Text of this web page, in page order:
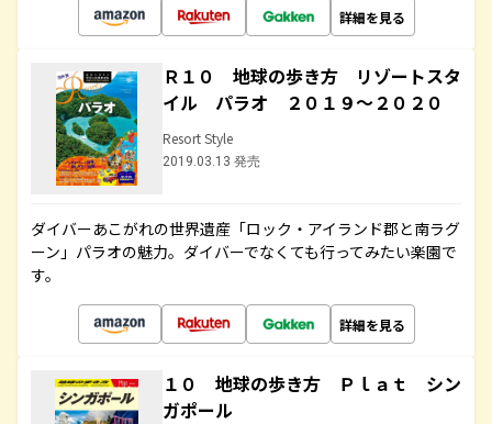
詳細を見る
Ｒ１０ 地球の歩き方 リゾートスタ
イル パラオ ２０１９～２０２０
Resort Style
2019.03.13 発売
ダイバーあこがれの世界遺産「ロック・アイランド郡と南ラグ
ーン」パラオの魅力。ダイバーでなくても行ってみたい楽園で
す。
詳細を見る
１０ 地球の歩き方 Ｐｌａｔ シン
ガポール